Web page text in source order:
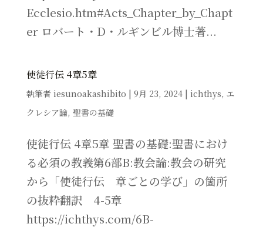
Ecclesio.htm#Acts_Chapter_by_Chapt
er ロバート・D・ルギンビル博士著...
使徒行伝 4章5章
執筆者 iesunoakashibito | 9月 23, 2024| ichthys, エ
クレシア論, 聖書の基礎
使徒行伝 4章5章 聖書の基礎:聖書におけ
る必須の教義第6部B:教会論:教会の研究
から「使徒行伝 章ごとの学び」の箇所
の抜粋翻訳 4-5章
https://ichthys.com/6B-